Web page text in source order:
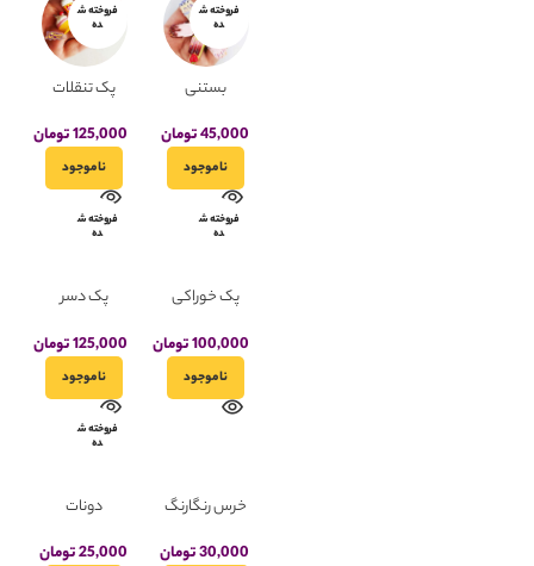
فروخته ش
ده
بستنی
فانتزی(تکی
به صورت
رندوم)
45,000تومان
ناموجود
فروخته ش
ده
پک تنقلات
مینیاتوری
125,000تومان
ناموجود
فروخته ش
ده
پک خوراکی
مینیاتوری
100,000تومان
ناموجود
فروخته ش
ده
پک دسر
مینیاتوری
125,000تومان
ناموجود
خرس رنگارنگ
30,000تومان
فروخته ش
ده
دونات
(تکی)
25,000تومان